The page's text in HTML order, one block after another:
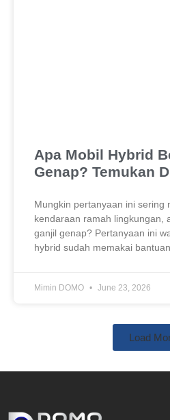
Apa Mobil Hybrid
Genap? Temukan
Mungkin pertanyaan ini sering
kendaraan ramah lingkungan,
ganjil genap? Pertanyaan ini
hybrid sudah memakai bantuan
Mimin DOMO June 23, 2026
Load